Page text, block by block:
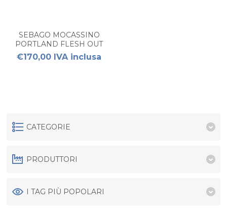
SEBAGO MOCASSINO
PORTLAND FLESH OUT
DONNA
€170,00 IVA inclusa
CATEGORIE
PRODUTTORI
I TAG PIÙ POPOLARI